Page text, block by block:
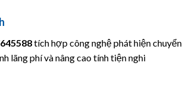
tích hợp công nghệ phát hiện
lãng phí và nâng cao tính tiện nghi